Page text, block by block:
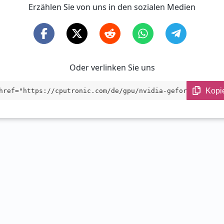
Erzählen Sie von uns in den sozialen Medien
Oder verlinken Sie uns
cputronic.com/de/gpu/nvidia-geforce-rtx-